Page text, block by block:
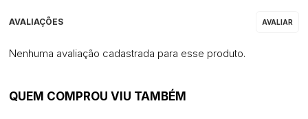
Nenhuma avaliação cadastrada para esse produto.
QUEM COMPROU VIU TAMBÉM